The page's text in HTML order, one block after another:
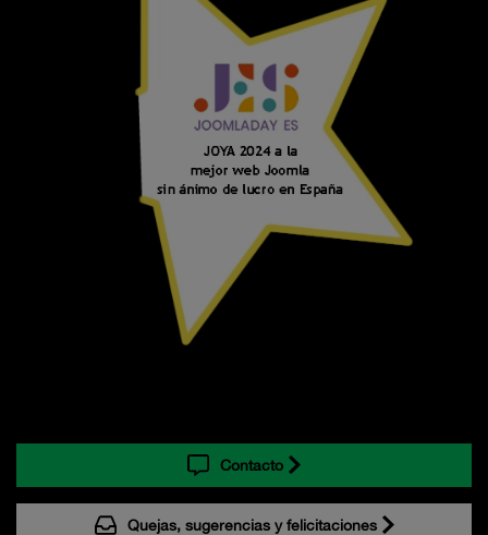
Contacto
Quejas, sugerencias y felicitaciones